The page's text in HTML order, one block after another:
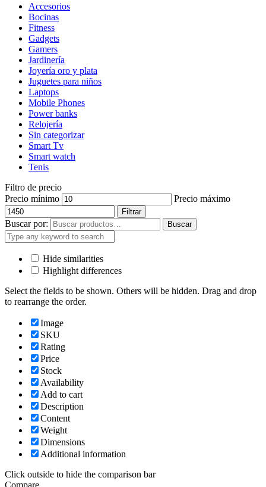
Accesorios
Bocinas
Fitness
Gadgets
Gamers
Jardinería
Joyería oro y plata
Juguetes para niños
Laptops
Mobile Phones
Power banks
Relojería
Sin categorizar
Smart Tv
Smart watch
Tenis
Filtro de precio
Precio mínimo
Precio máximo
Filtrar
Buscar por: Buscar
Hide similarities
Highlight differences
Select the fields to be shown. Others will be hidden. Drag and drop
to rearrange the order.
Image
SKU
Rating
Price
Stock
Availability
Add to cart
Description
Content
Weight
Dimensions
Additional information
Click outside to hide the comparison bar
Compare